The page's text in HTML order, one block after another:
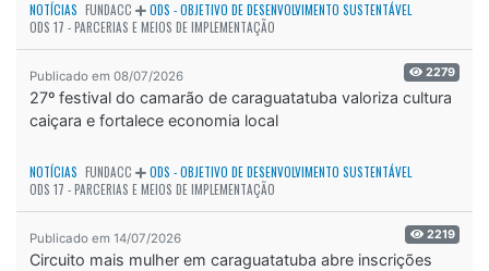
NOTÍCIAS FUNDACC
ODS - OBJETIVO DE DESENVOLVIMENTO SUSTENTÁVEL
ODS 17 - PARCERIAS E MEIOS DE IMPLEMENTAÇÃO
Publicado em 08/07/2026 2279
27º festival do camarão de caraguatatuba valoriza cultura
caiçara e fortalece economia local
NOTÍCIAS FUNDACC
ODS - OBJETIVO DE DESENVOLVIMENTO SUSTENTÁVEL
ODS 17 - PARCERIAS E MEIOS DE IMPLEMENTAÇÃO
Publicado em 14/07/2026 2219
Circuito mais mulher em caraguatatuba abre inscrições